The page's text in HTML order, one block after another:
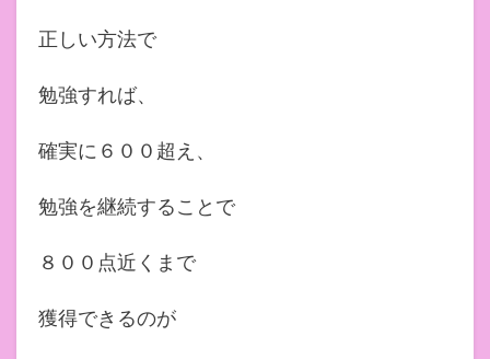
正しい方法で
勉強すれば、
確実に６００超え、
勉強を継続することで
８００点近くまで
獲得できるのが